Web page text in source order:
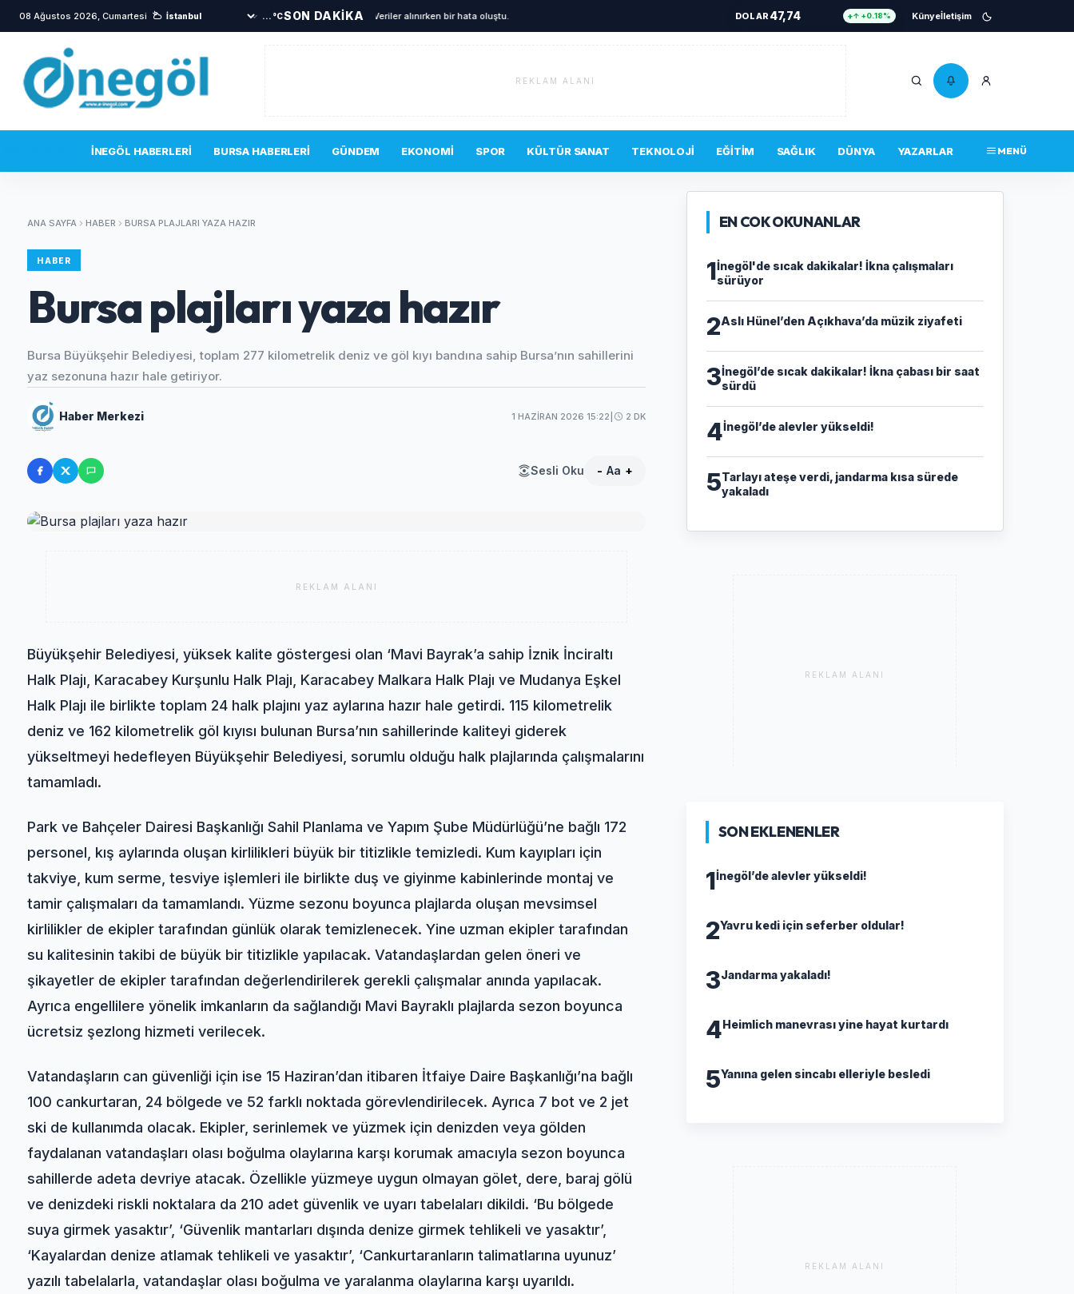
08 Ağustos 2026, Cumartesi ...°CSON DAKİKA Veriler alınırken bir hata oluştu. DOLAR 47,74 ↑ +0.18% Künyeİletişim
REKLAM ALANI
İNEGÖL HABERLERI BURSA HABERLERI GÜNDEM EKONOMI SPOR KÜLTÜR SANAT TEKNOLOJI EĞITIM SAĞLIK DÜNYA YAZARLAR MENÜ
ANA SAYFA HABER BURSA PLAJLARI YAZA HAZIR
HABER
Bursa plajları yaza hazır
Bursa Büyükşehir Belediyesi, toplam 277 kilometrelik deniz ve göl kıyı bandına sahip Bursa’nın sahillerini
yaz sezonuna hazır hale getiriyor.
Haber Merkezi 1 HAZIRAN 2026 15:22 2 DK
Sesli Oku - Aa +
REKLAM ALANI
Büyükşehir Belediyesi, yüksek kalite göstergesi olan ‘Mavi Bayrak’a sahip İznik İnciraltı
Halk Plajı, Karacabey Kurşunlu Halk Plajı, Karacabey Malkara Halk Plajı ve Mudanya Eşkel
Halk Plajı ile birlikte toplam 24 halk plajını yaz aylarına hazır hale getirdi. 115 kilometrelik
deniz ve 162 kilometrelik göl kıyısı bulunan Bursa’nın sahillerinde kaliteyi giderek
yükseltmeyi hedefleyen Büyükşehir Belediyesi, sorumlu olduğu halk plajlarında çalışmalarını
tamamladı.
Park ve Bahçeler Dairesi Başkanlığı Sahil Planlama ve Yapım Şube Müdürlüğü’ne bağlı 172
personel, kış aylarında oluşan kirlilikleri büyük bir titizlikle temizledi. Kum kayıpları için
takviye, kum serme, tesviye işlemleri ile birlikte duş ve giyinme kabinlerinde montaj ve
tamir çalışmaları da tamamlandı. Yüzme sezonu boyunca plajlarda oluşan mevsimsel
kirlilikler de ekipler tarafından günlük olarak temizlenecek. Yine uzman ekipler tarafından
su kalitesinin takibi de büyük bir titizlikle yapılacak. Vatandaşlardan gelen öneri ve
şikayetler de ekipler tarafından değerlendirilerek gerekli çalışmalar anında yapılacak.
Ayrıca engellilere yönelik imkanların da sağlandığı Mavi Bayraklı plajlarda sezon boyunca
ücretsiz şezlong hizmeti verilecek.
Vatandaşların can güvenliği için ise 15 Haziran’dan itibaren İtfaiye Daire Başkanlığı’na bağlı
100 cankurtaran, 24 bölgede ve 52 farklı noktada görevlendirilecek. Ayrıca 7 bot ve 2 jet
ski de kullanımda olacak. Ekipler, serinlemek ve yüzmek için denizden veya gölden
faydalanan vatandaşları olası boğulma olaylarına karşı korumak amacıyla sezon boyunca
sahillerde adeta devriye atacak. Özellikle yüzmeye uygun olmayan gölet, dere, baraj gölü
ve denizdeki riskli noktalara da 210 adet güvenlik ve uyarı tabelaları dikildi. ‘Bu bölgede
suya girmek yasaktır’, ‘Güvenlik mantarları dışında denize girmek tehlikeli ve yasaktır’,
‘Kayalardan denize atlamak tehlikeli ve yasaktır’, ‘Cankurtaranların talimatlarına uyunuz’
yazılı tabelalarla, vatandaşlar olası boğulma ve yaralanma olaylarına karşı uyarıldı.
EN COK OKUNANLAR
1İnegöl'de sıcak dakikalar! İkna çalışmaları
sürüyor
2Aslı Hünel’den Açıkhava’da müzik ziyafeti
3İnegöl’de sıcak dakikalar! İkna çabası bir saat
sürdü
4İnegöl’de alevler yükseldi!
5Tarlayı ateşe verdi, jandarma kısa sürede
yakaladı
REKLAM ALANI
SON EKLENENLER
1İnegöl’de alevler yükseldi!
2Yavru kedi için seferber oldular!
3Jandarma yakaladı!
4Heimlich manevrası yine hayat kurtardı
5Yanına gelen sincabı elleriyle besledi
REKLAM ALANI